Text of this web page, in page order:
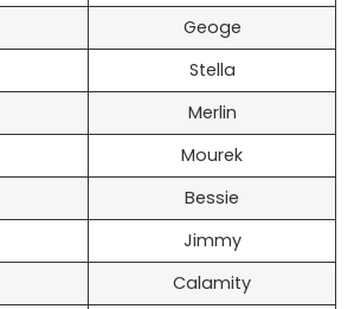
Geoge
Stella
Merlin
Mourek
Bessie
Jimmy
Calamity